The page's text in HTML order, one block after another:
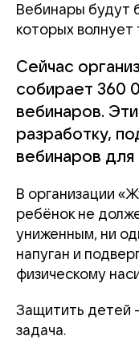
Вебинары будут
которых волнует
Сейчас
собирает 360
вебинаров.
разработку,
вебинаров
В организации
ребёнок не
униженным, ни
напуган и
физическому
Защитить детей
задача.